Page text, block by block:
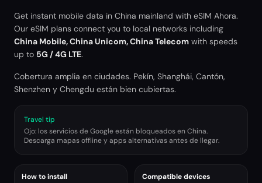
Get instant mobile data in China mainland with eSIM Ahora.
Our eSIM plans connect you to local networks including
China Mobile, China Unicom, China Telecom with speeds
up to 5G / 4G LTE.
Cobertura amplia en ciudades. Pekín, Shanghái, Cantón,
Shenzhen y Chengdu están bien cubiertas.
Travel tip
Ojo: los servicios de Google están bloqueados en China.
Descarga mapas offline y apps alternativas antes de llegar.
How to install
Compatible devices